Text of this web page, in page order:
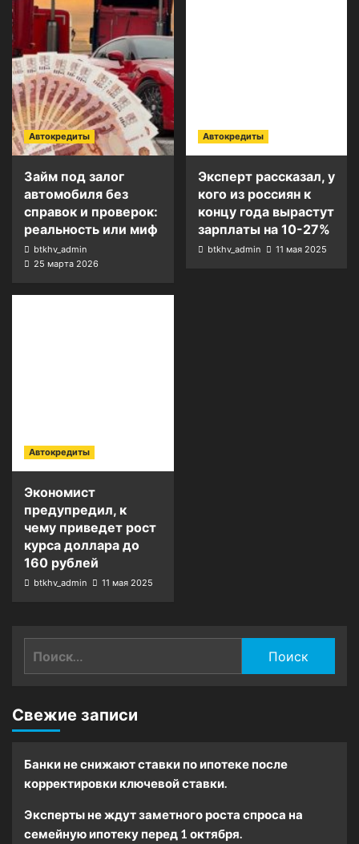
Автокредиты
Займ под залог
автомобиля без
справок и проверок:
реальность или миф
btkhv_admin
25 марта 2026
Автокредиты
Эксперт рассказал, у
кого из россиян к
концу года вырастут
зарплаты на 10-27%
btkhv_admin 11 мая 2025
Автокредиты
Экономист
предупредил, к
чему приведет рост
курса доллара до
160 рублей
btkhv_admin 11 мая 2025
Свежие записи
Банки не снижают ставки по ипотеке после
корректировки ключевой ставки.
Эксперты не ждут заметного роста спроса на
семейную ипотеку перед 1 октября.